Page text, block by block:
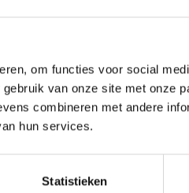
om functies voor social
van onze site met onze
combineren met andere
hun services.
Statistieken